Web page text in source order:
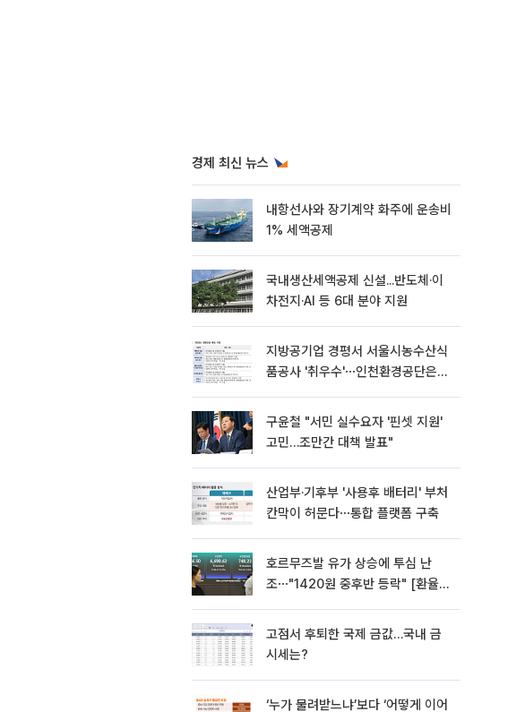
경제 최신 뉴스
내항선사와 장기계약 화주에 운송비
1% 세액공제
국내생산세액공제 신설...반도체·이
차전지·AI 등 6대 분야 지원
지방공기업 경평서 서울시농수산식
품공사 '취우수'⋯인천환경공단은
구윤철 "서민 실수요자 '핀셋 지원'
고민…조만간 대책 발표"
산업부·기후부 '사용후 배터리' 부처
칸막이 허문다⋯통합 플랫폼 구축
호르무즈발 유가 상승에 투심 난
조⋯"1420원 중후반 등락" [환율전
고점서 후퇴한 국제 금값…국내 금
시세는?
‘누가 물려받느냐’보다 ‘어떻게 이어